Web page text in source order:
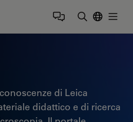
di Leica
didattico e di ricerca